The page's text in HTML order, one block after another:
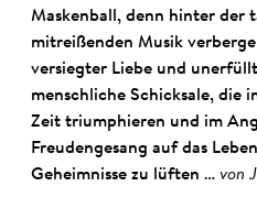
Maskenball, denn hinter der
mitreißenden Musik
versiegter Liebe und
menschliche Schicksale, die
Zeit triumphieren und im
Freudengesang auf das
Geheimnisse zu lüften … von